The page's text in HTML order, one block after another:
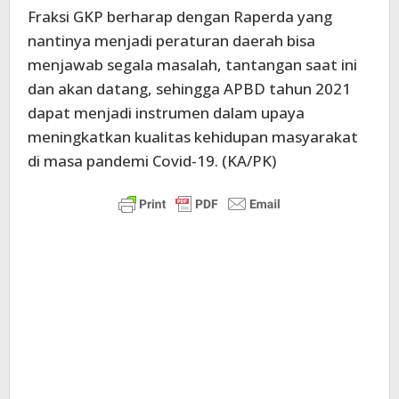
Fraksi GKP berharap dengan Raperda yang
nantinya menjadi peraturan daerah bisa
menjawab segala masalah, tantangan saat ini
dan akan datang, sehingga APBD tahun 2021
dapat menjadi instrumen dalam upaya
meningkatkan kualitas kehidupan masyarakat
di masa pandemi Covid-19. (KA/PK)